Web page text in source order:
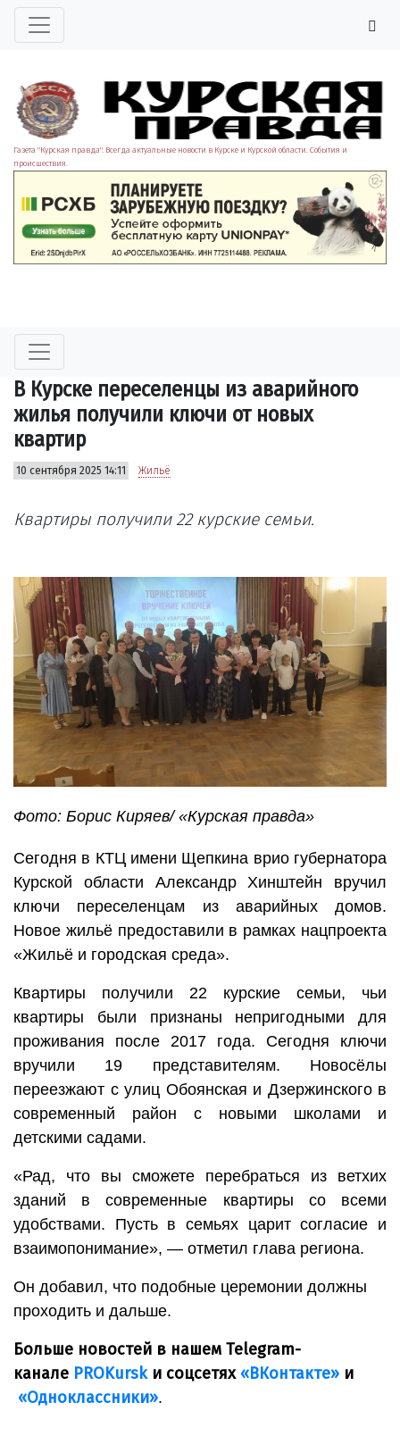
Газета "Курская правда". Всегда актуальные новости в Курске и Курской области. События и
происшествия.
В Курске переселенцы из аварийного
жилья получили ключи от новых
квартир
10 сентября 2025 14:11 Жильё
Квартиры получили 22 курские семьи.
Фото: Борис Киряев/ «Курская правда»
Сегодня в КТЦ имени Щепкина врио губернатора
Курской области Александр Хинштейн вручил
ключи переселенцам из аварийных домов.
Новое жильё предоставили в рамках нацпроекта
«Жильё и городская среда».
Квартиры получили 22 курские семьи, чьи
квартиры были признаны непригодными для
проживания после 2017 года. Сегодня ключи
вручили 19 представителям. Новосёлы
переезжают с улиц Обоянская и Дзержинского в
современный район с новыми школами и
детскими садами.
«Рад, что вы сможете перебраться из ветхих
зданий в современные квартиры со всеми
удобствами. Пусть в семьях царит согласие и
взаимопонимание», — отметил глава региона.
Он добавил, что подобные церемонии должны
проходить и дальше.
Больше новостей в нашем Telegram-
канале PROKurskи соцсетях «ВКонтакте» и
«Одноклассники».